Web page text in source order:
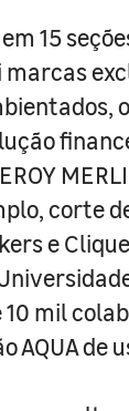
15
corte
e
mil
AQUA de